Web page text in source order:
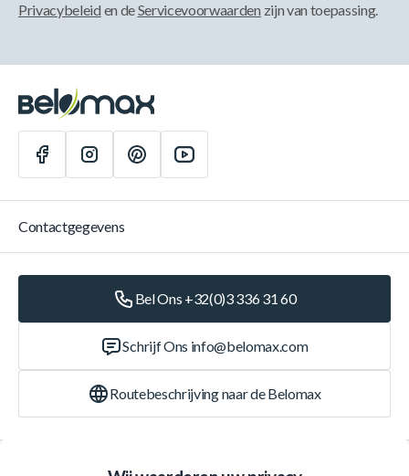
Privacybeleid en deServicevoorwaarden zijn van toepassing.
Contactgegevens
Bel Ons +32(0)3 336 31 60
Schrijf Ons info@belomax.com
Routebeschrijving naar de Belomax